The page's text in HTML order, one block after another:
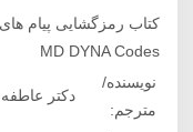
کتاب رمزگشایی پیام
MD DYNA Codes
نویسنده/
مترجم:
دکتر